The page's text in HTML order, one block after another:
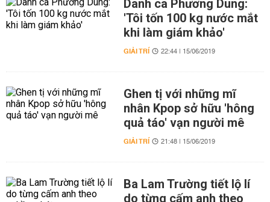
Danh ca Phương Dung:
'Tôi tốn 100 kg nước mắt
khi làm giám khảo'
GIẢI TRÍ 22:44 | 15/06/2019
Ghen tị với những mĩ
nhân Kpop sở hữu 'hông
quả táo' vạn người mê
GIẢI TRÍ 21:48 | 15/06/2019
Ba Lam Trường tiết lộ lí
do từng cấm anh theo